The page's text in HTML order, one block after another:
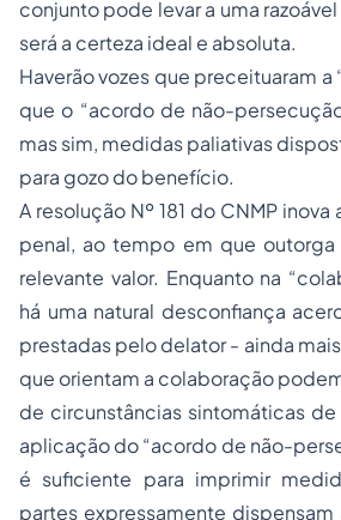
conjunto pode levar a uma
será a certeza ideal e absoluta.
Haverão vozes que preceituaram a
que o “acordo de não-
mas sim, medidas paliativas
para gozo do benefício.
A resolução Nº 181 do CNMP
penal, ao tempo em que
relevante valor. Enquanto na
há uma natural desconfiança
prestadas pelo delator - ainda
que orientam a colaboração
de circunstâncias sintomáticas
aplicação do “acordo de não-
é suficiente para imprimir
partes expressamente